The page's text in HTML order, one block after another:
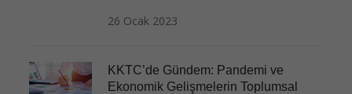
26 Ocak 2023
KKTC’de Gündem: Pandemi ve
Ekonomik Gelişmelerin Toplumsal